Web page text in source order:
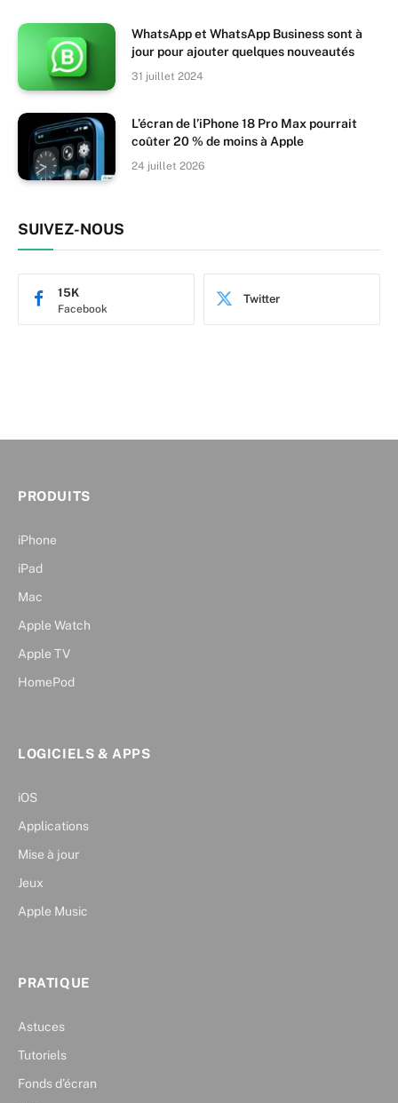
WhatsApp et WhatsApp Business sont à
jour pour ajouter quelques nouveautés
31 juillet 2024
L’écran de l’iPhone 18 Pro Max pourrait
coûter 20 % de moins à Apple
24 juillet 2026
SUIVEZ-NOUS
Facebook
15K Twitter
PRODUITS
iPhone
iPad
Mac
Apple Watch
Apple TV
HomePod
LOGICIELS & APPS
iOS
Applications
Mise à jour
Jeux
Apple Music
PRATIQUE
Astuces
Tutoriels
Fonds d’écran